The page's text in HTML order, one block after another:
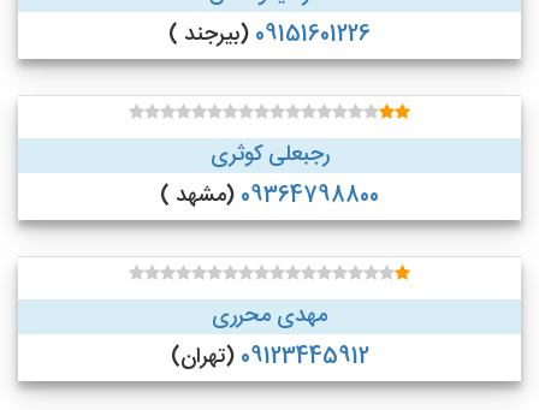
09151601226 (بیرجند )
رجبعلی کوثری
09364798800 (مشهد )
مهدی محرری
09123445912 (تهران)